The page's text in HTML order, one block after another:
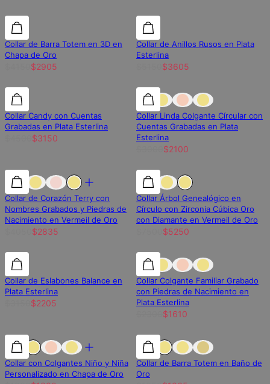
30% de descuento 30% de descuento
Collar de Barra Totem en 3D en
Chapa de Oro
$2905
30% de descuento
Collar de Anillos Rusos en Plata
Esterlina
$3605
30% de descuento 30% de descuento
Collar Candy con Cuentas
Grabadas en Plata Esterlina
$3150
30% de descuento
Collar Linda Colgante Círcular con
Cuentas Grabadas en Plata
Esterlina
$2100
30% de descuento 30% de descuento
Collar de Corazón Terry con
Nombres Grabados y Piedras de
Nacimiento en Vermeil de Oro
$2835
30% de descuento
Collar Árbol Genealógico en
Círculo con Zirconia Cúbica Oro
con Diamante en Vermeil de Oro
$5250
30% de descuento 30% de descuento
Collar de Eslabones Balance en
Plata Esterlina
$2205
30% de descuento
Collar Colgante Familiar Grabado
con Piedras de Nacimiento en
Plata Esterlina
$1610
30% de descuento 30% de descuento
Collar con Colgantes Niño y Niña
Personalizado en Chapa de Oro
30% de descuento
Collar de Barra Totem en Baño de
Oro